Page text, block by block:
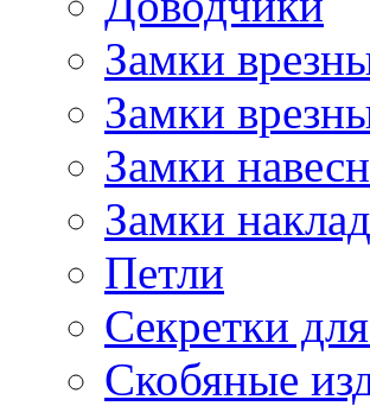
Замки
Замки
Замки
Замки
Петли
Секретки
Скобяные